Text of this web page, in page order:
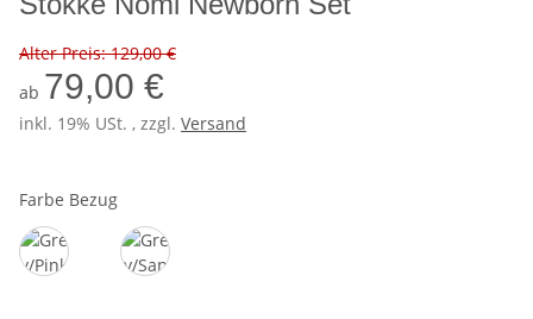
Alter Preis: 129,00 €
ab 79,00 €
inkl. 19% USt. , zzgl. Versand
Farbe Bezug